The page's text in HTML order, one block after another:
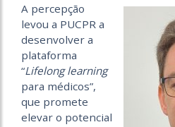
A percepção
levou a PUCPR a
desenvolver a
plataforma
“Lifelong learning
para médicos”,
que promete
elevar o potencial